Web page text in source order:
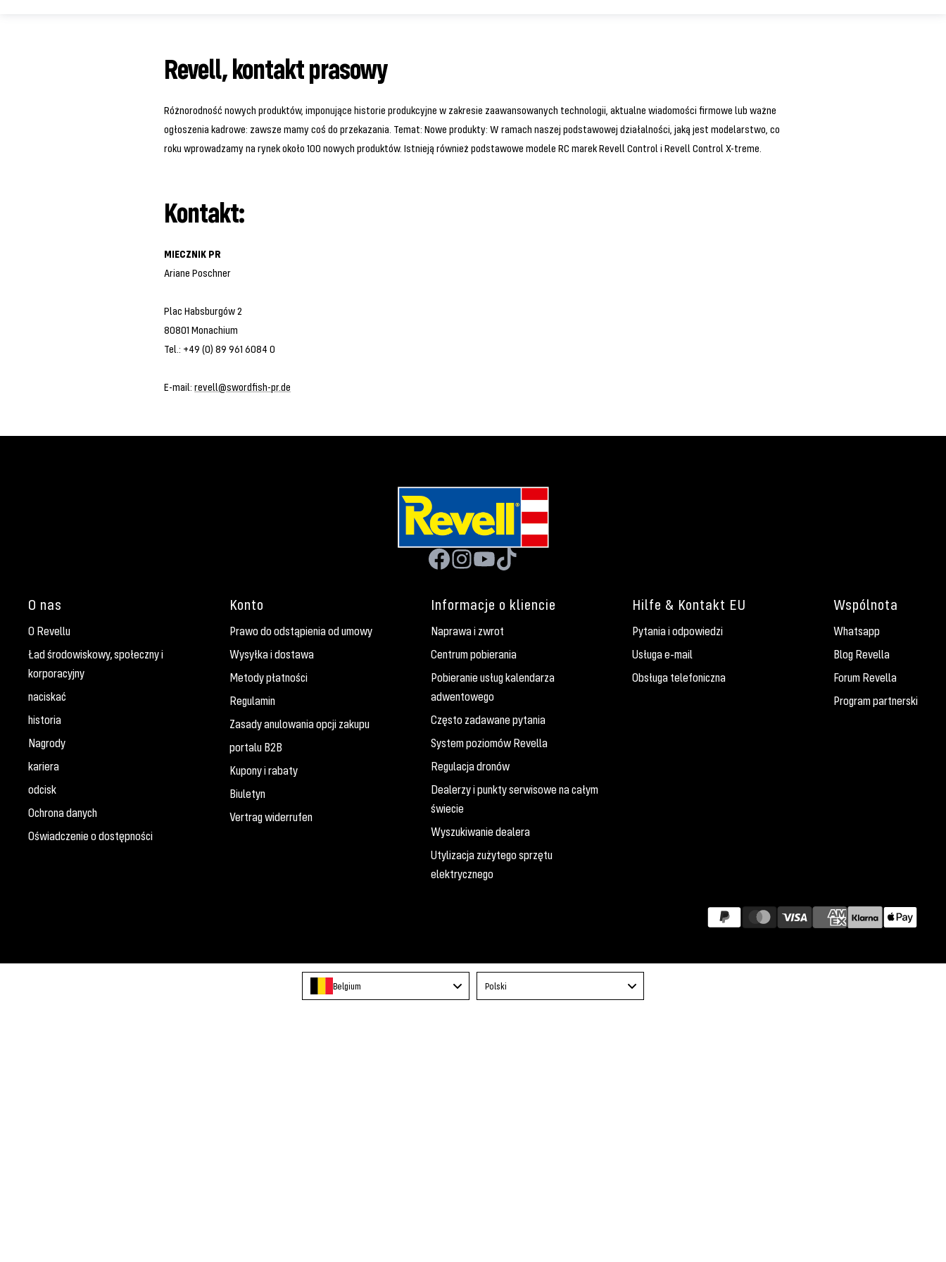
Revell, kontakt prasowy
Różnorodność nowych produktów, imponujące historie produkcyjne w zakresie zaawansowanych technologii, aktualne wiadomości firmowe lub ważne
ogłoszenia kadrowe: zawsze mamy coś do przekazania. Temat: Nowe produkty: W ramach naszej podstawowej działalności, jaką jest modelarstwo, co
roku wprowadzamy na rynek około 100 nowych produktów. Istnieją również podstawowe modele RC marek Revell Control i Revell Control X-treme.
Kontakt:
MIECZNIK PR
Ariane Poschner
Plac Habsburgów 2
80801 Monachium
Tel.: +49 (0) 89 961 6084 0
E-mail:revell@swordfish-pr.de
O nas
O Revellu
Ład środowiskowy, społeczny i
korporacyjny
naciskać
historia
Nagrody
kariera
odcisk
Ochrona danych
Oświadczenie o dostępności
Konto
Prawo do odstąpienia od umowy
Wysyłka i dostawa
Metody płatności
Regulamin
Zasady anulowania opcji zakupu
portalu B2B
Kupony i rabaty
Biuletyn
Vertrag widerrufen
Informacje o kliencie
Naprawa i zwrot
Centrum pobierania
Pobieranie usług kalendarza
adwentowego
Często zadawane pytania
System poziomów Revella
Regulacja dronów
Dealerzy i punkty serwisowe na całym
świecie
Wyszukiwanie dealera
Utylizacja zużytego sprzętu
elektrycznego
Hilfe & Kontakt EU
Pytania i odpowiedzi
Usługa e-mail
Obsługa telefoniczna
Wspólnota
Whatsapp
Blog Revella
Forum Revella
Program partnerski
Belgium Polski